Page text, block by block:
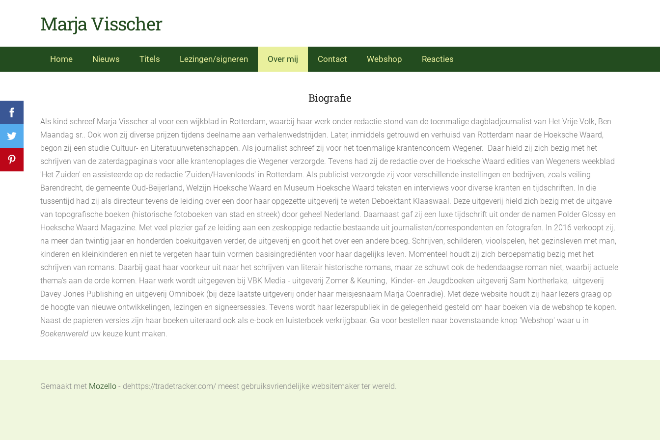
Marja Visscher
Home Nieuws Titels Lezingen/signeren Over mij Contact Webshop Reacties
Biografie
Als kind schreef Marja Visscher al voor een wijkblad in Rotterdam, waarbij haar werk onder redactie stond van de toenmalige dagbladjournalist van Het Vrije Volk, Ben
Maandag sr.. Ook won zij diverse prijzen tijdens deelname aan verhalenwedstrijden. Later, inmiddels getrouwd en verhuisd van Rotterdam naar de Hoeksche Waard,
begon zij een studie Cultuur- en Literatuurwetenschappen. Als journalist schreef zij voor het toenmalige krantenconcern Wegener. Daar hield zij zich bezig met het
schrijven van de zaterdagpagina's voor alle krantenoplages die Wegener verzorgde. Tevens had zij de redactie over de Hoeksche Waard edities van Wegeners weekblad
'Het Zuiden' en assisteerde op de redactie 'Zuiden/Havenloods' in Rotterdam. Als publicist verzorgde zij voor verschillende instellingen en bedrijven, zoals veiling
Barendrecht, de gemeente Oud-Beijerland, Welzijn Hoeksche Waard en Museum Hoeksche Waard teksten en interviews voor diverse kranten en tijdschriften. In die
tussentijd had zij als directeur tevens de leiding over een door haar opgezette uitgeverij te weten Deboektant Klaaswaal. Deze uitgeverij hield zich bezig met de uitgave
van topografische boeken (historische fotoboeken van stad en streek) door geheel Nederland. Daarnaast gaf zij een luxe tijdschrift uit onder de namen Polder Glossy en
Hoeksche Waard Magazine. Met veel plezier gaf ze leiding aan een zeskoppige redactie bestaande uit journalisten/correspondenten en fotografen. In 2016 verkoopt zij,
na meer dan twintig jaar en honderden boekuitgaven verder, de uitgeverij en gooit het over een andere boeg. Schrijven, schilderen, vioolspelen, het gezinsleven met man,
kinderen en kleinkinderen en niet te vergeten haar tuin vormen basisingrediënten voor haar dagelijks leven. Momenteel houdt zij zich beroepsmatig bezig met het
schrijven van romans. Daarbij gaat haar voorkeur uit naar het schrijven van literair historische romans, maar ze schuwt ook de hedendaagse roman niet, waarbij actuele
thema's aan de orde komen. Haar werk wordt uitgegeven bij VBK Media - uitgeverij Zomer & Keuning, Kinder- en Jeugdboeken uitgeverij Sam Northerlake, uitgeverij
Davey Jones Publishing en uitgeverij Omniboek (bij deze laatste uitgeverij onder haar meisjesnaam Marja Coenradie). Met deze website houdt zij haar lezers graag op
de hoogte van nieuwe ontwikkelingen, lezingen en signeersessies. Tevens wordt haar lezerspubliek in de gelegenheid gesteld om haar boeken via de webshop te kopen.
Naast de papieren versies zijn haar boeken uiteraard ook als e-book en luisterboek verkrijgbaar. Ga voor bestellen naar bovenstaande knop 'Webshop' waar u in
Boekenwereld uw keuze kunt maken.
Gemaakt met Mozello - dehttps://tradetracker.com/ meest gebruiksvriendelijke websitemaker ter wereld.